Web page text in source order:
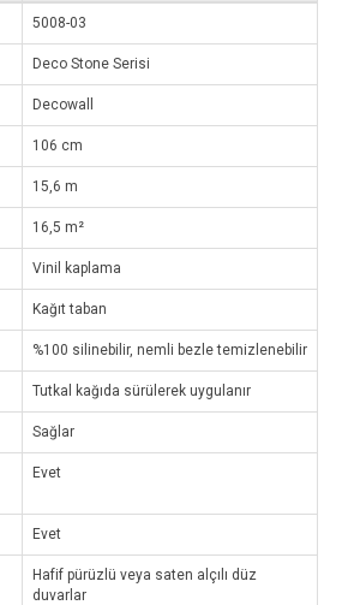
5008-03
Deco Stone Serisi
Decowall
106 cm
15,6 m
16,5 m²
Vinil kaplama
Kağıt taban
%100 silinebilir, nemli bezle temizlenebilir
Tutkal kağıda sürülerek uygulanır
Sağlar
Evet
Evet
Hafif pürüzlü veya saten alçılı düz
duvarlar